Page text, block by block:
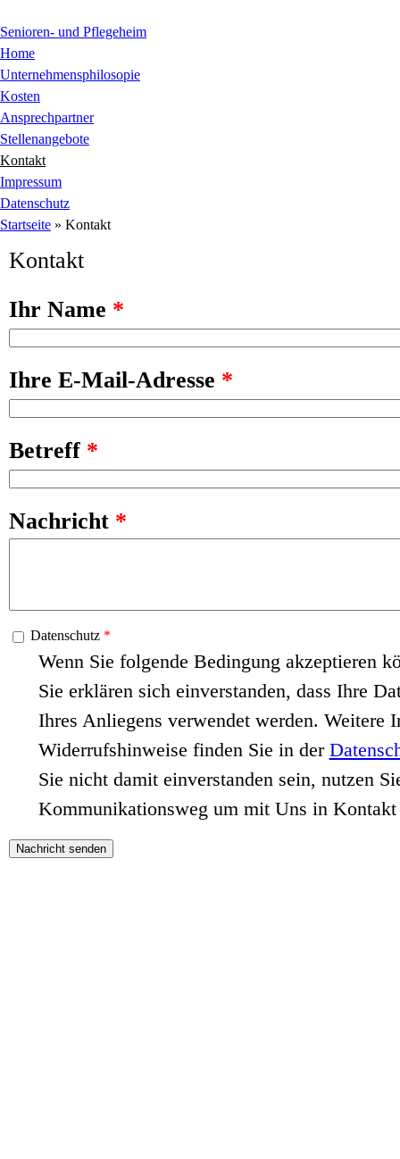
Senioren- und Pflegeheim
Home
Unternehmensphilosopie
Kosten
Ansprechpartner
Stellenangebote
Kontakt
Impressum
Datenschutz
Sie sind hier
Startseite » Kontakt
Kontakt
Ihr Name *
Ihre E-Mail-Adresse *
Betreff *
Nachricht *
Datenschutz *
Wenn Sie folgende Bedingung akzeptieren
Sie erklären sich einverstanden, dass Ihre
Ihres Anliegens verwendet werden. Weitere
Widerrufshinweise finden Sie in der
Sie nicht damit einverstanden sein, nutzen
Kommunikationsweg um mit Uns in Kontakt